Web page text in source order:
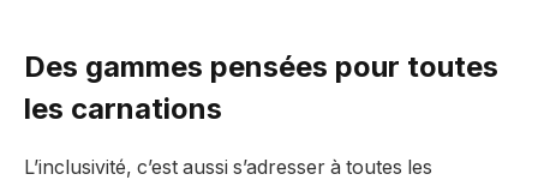
Des gammes pensées pour toutes
les carnations
L’inclusivité, c’est aussi s’adresser à toutes les